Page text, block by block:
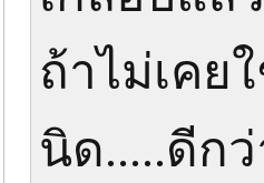
ถ้าไม่เคย
นิด.....ดีก